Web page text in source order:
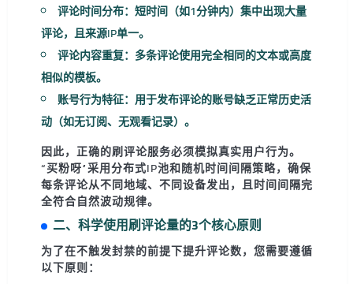
评论时间分布：短时间（如1分钟内）集中出现大量
评论，且来源IP单一。
评论内容重复：多条评论使用完全相同的文本或高度
相似的模板。
账号行为特征：用于发布评论的账号缺乏正常历史活
动（如无订阅、无观看记录）。
因此，正确的刷评论服务必须模拟真实用户行为。
“买粉呀”采用分布式IP池和随机时间间隔策略，确保
每条评论从不同地域、不同设备发出，且时间间隔完
全符合自然波动规律。
二、科学使用刷评论量的3个核心原则
为了在不触发封禁的前提下提升评论数，您需要遵循
以下原则：